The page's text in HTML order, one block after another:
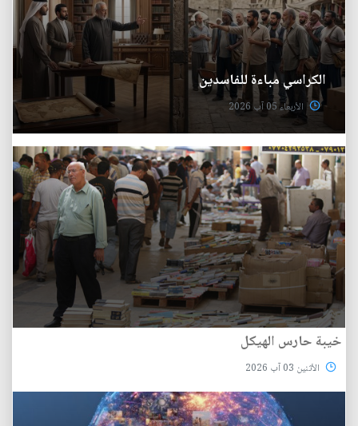
الكراسي مباءة للفاسدين
الأربعاء 05 آب 2026
خيبة حارس الهيكل
الأثنين 03 آب 2026